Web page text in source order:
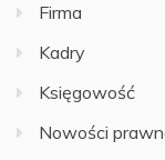
Firma
Kadry
Księgowość
Nowości